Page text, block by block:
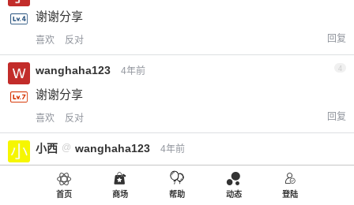
谢谢分享
喜欢 反对 回复
wanghaha123 4年前 4
谢谢分享
喜欢 反对 回复
小西 @ wanghaha123 4年前
谢谢分享
反对
首页 商场 帮助 动态 登陆